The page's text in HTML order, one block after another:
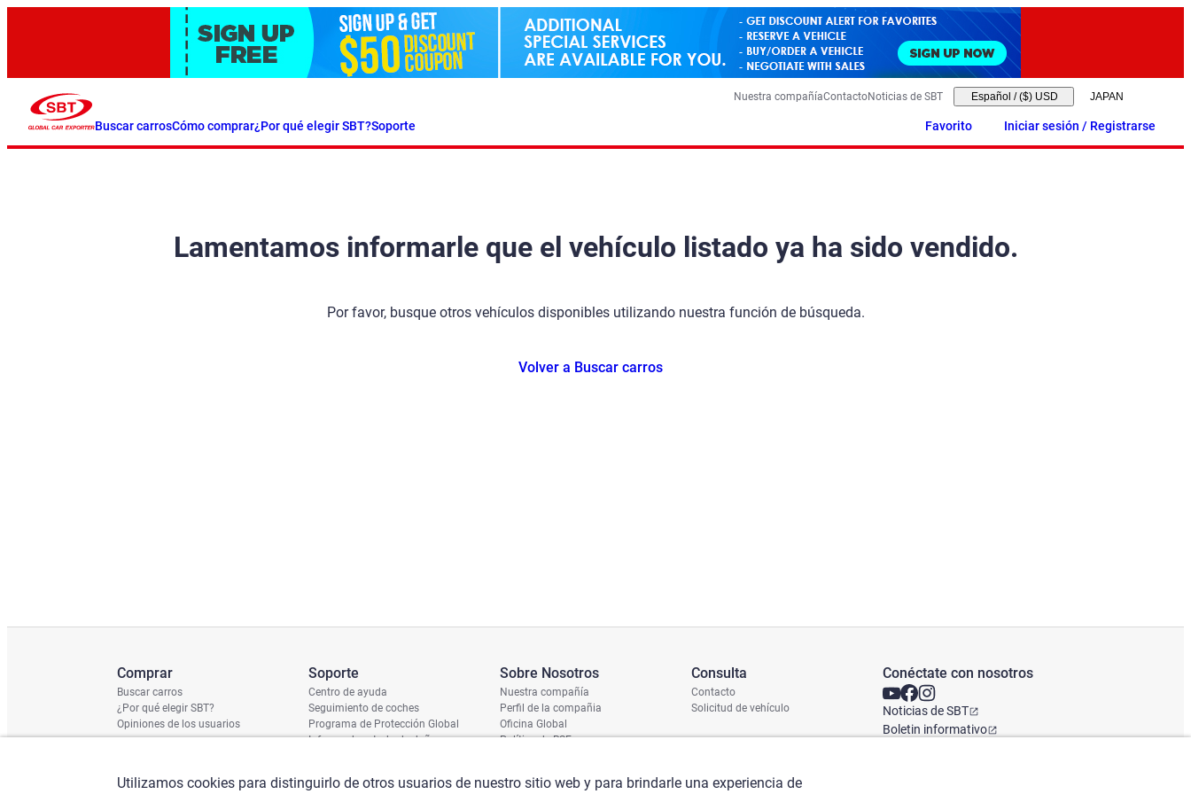
Buscar carrosCómo comprar¿Por qué elegir SBT?Soporte
Nuestra compañíaContactoNoticias de SBT Español / ($) USD
Favorito Iniciar sesión / Registrarse
Lamentamos informarle que el vehículo listado ya ha sido vendido.
Por favor, busque otros vehículos disponibles utilizando nuestra función de búsqueda.
Volver a Buscar carros
Comprar
Buscar carros
¿Por qué elegir SBT?
Opiniones de los usuarios
Soporte
Centro de ayuda
Seguimiento de coches
Programa de Protección Global
Informe de estado de daños
Sobre Nosotros
Nuestra compañía
Perfil de la compañia
Oficina Global
Política de RSE
Consulta
Contacto
Solicitud de vehículo
Conéctate con nosotros
Noticias de SBT
Boletin informativo
Utilizamos cookies para distinguirlo de otros usuarios de nuestro sitio web y para brindarle una experiencia de